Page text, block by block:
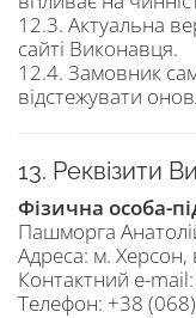
12.3. Актуальна
сайті Виконавця.
12.4. Замовник
відстежувати
13. Реквізити
Фізична особа-
Пашморга
Адреса: м.
Контактний e-
Телефон: +38